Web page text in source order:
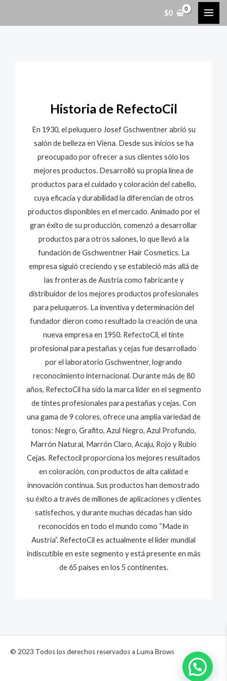
$0
Historia de RefectoCil
En 1930, el peluquero Josef Gschwentner abrió su
salón de belleza en Viena. Desde sus inicios se ha
preocupado por ofrecer a sus clientes sólo los
mejores productos. Desarrolló su propia línea de
productos para el cuidado y coloración del cabello,
cuya eficacia y durabilidad la diferencian de otros
productos disponibles en el mercado. Animado por el
gran éxito de su producción, comenzó a desarrollar
productos para otros salones, lo que llevó a la
fundación de Gschwentner Hair Cosmetics. La
empresa siguió creciendo y se estableció más allá de
las fronteras de Austria como fabricante y
distribuidor de los mejores productos profesionales
para peluqueros. La inventiva y determinación del
fundador dieron como resultado la creación de una
nueva empresa en 1950. RefectoCil, el tinte
profesional para pestañas y cejas fue desarrollado
por el laboratorio Gschwentner, logrando
reconocimiento internacional. Durante más de 80
años, RefectoCil ha sido la marca líder en el segmento
de tintes profesionales para pestañas y cejas. Con
una gama de 9 colores, ofrece una amplia variedad de
tonos: Negro, Grafito, Azul Negro, Azul Profundo,
Marrón Natural, Marrón Claro, Acaju, Rojo y Rubio
Cejas. Refectocil proporciona los mejores resultados
en coloración, con productos de alta calidad e
innovación continua. Sus productos han demostrado
su éxito a través de millones de aplicaciones y clientes
satisfechos, y durante muchas décadas han sido
reconocidos en todo el mundo como “Made in
Austria”. RefectoCil es actualmente el líder mundial
indiscutible en este segmento y está presente en más
de 65 países en los 5 continentes.
© 2023 Todos los derechos reservados a Luma Brows